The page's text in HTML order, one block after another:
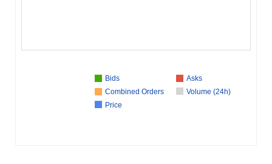
Bids
Asks
Combined Orders
Volume (24h)
Price